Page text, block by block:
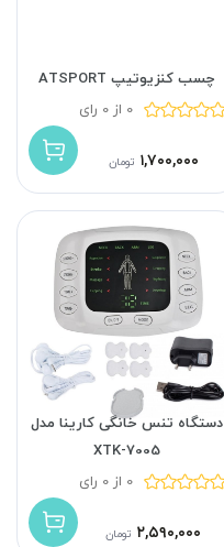
چسب کنزیوتیپ ATSPORT
0 از 0 رای
۱,۷۰۰,۰۰۰ تومان
دستگاه تنس خانگی کارینا مدل
XTK-7005
0 از 0 رای
۲,۵۹۰,۰۰۰ تومان